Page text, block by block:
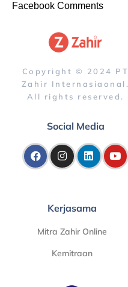
Facebook Comments
Copyright © 2024 PT
Zahir Internasiaonal.
All rights reserved.
Social Media
Kerjasama
Mitra Zahir Online
Kemitraan